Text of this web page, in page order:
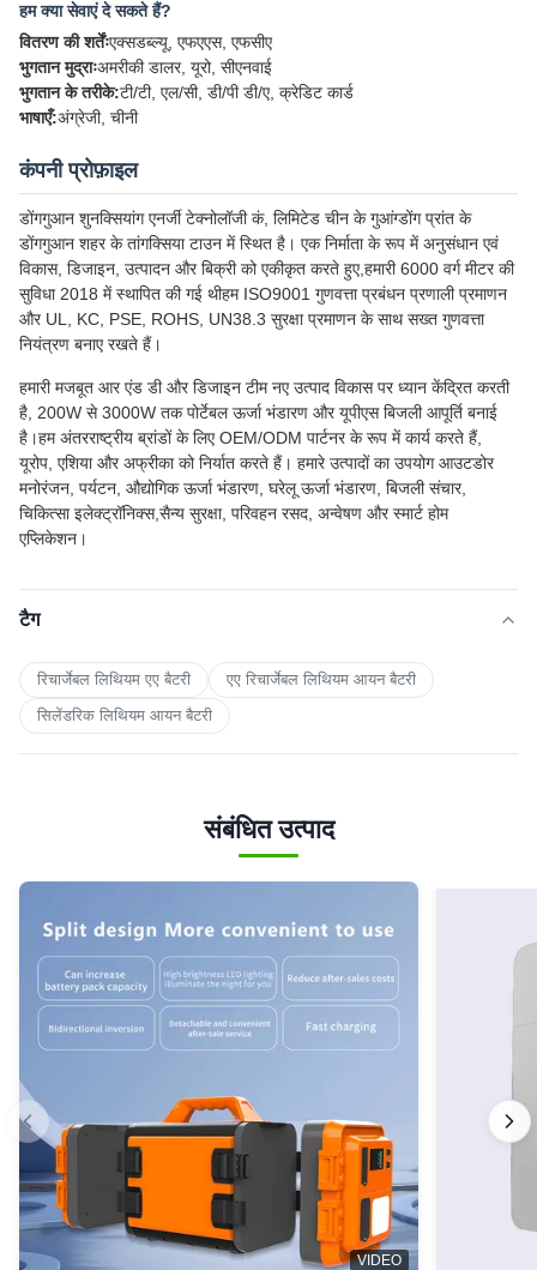
हम क्या सेवाएं दे सकते हैं?
वितरण की शर्तेंःएक्सडब्ल्यू, एफएएस, एफसीए
भुगतान मुद्राःअमरीकी डालर, यूरो, सीएनवाई
भुगतान के तरीके:टी/टी, एल/सी, डी/पी डी/ए, क्रेडिट कार्ड
भाषाएँ:अंग्रेजी, चीनी
कंपनी प्रोफ़ाइल
डोंगगुआन शुनक्सियांग एनर्जी टेक्नोलॉजी कं, लिमिटेड चीन के गुआंग्डोंग प्रांत के
डोंगगुआन शहर के तांगक्सिया टाउन में स्थित है। एक निर्माता के रूप में अनुसंधान एवं
विकास, डिजाइन, उत्पादन और बिक्री को एकीकृत करते हुए,हमारी 6000 वर्ग मीटर की
सुविधा 2018 में स्थापित की गई थीहम ISO9001 गुणवत्ता प्रबंधन प्रणाली प्रमाणन
और UL, KC, PSE, ROHS, UN38.3 सुरक्षा प्रमाणन के साथ सख्त गुणवत्ता
नियंत्रण बनाए रखते हैं।
हमारी मजबूत आर एंड डी और डिजाइन टीम नए उत्पाद विकास पर ध्यान केंद्रित करती
है, 200W से 3000W तक पोर्टेबल ऊर्जा भंडारण और यूपीएस बिजली आपूर्ति बनाई
है।हम अंतरराष्ट्रीय ब्रांडों के लिए OEM/ODM पार्टनर के रूप में कार्य करते हैं,
यूरोप, एशिया और अफ्रीका को निर्यात करते हैं। हमारे उत्पादों का उपयोग आउटडोर
मनोरंजन, पर्यटन, औद्योगिक ऊर्जा भंडारण, घरेलू ऊर्जा भंडारण, बिजली संचार,
चिकित्सा इलेक्ट्रॉनिक्स,सैन्य सुरक्षा, परिवहन रसद, अन्वेषण और स्मार्ट होम
एप्लिकेशन।
टैग
रिचार्जेबल लिथियम एए बैटरी
एए रिचार्जेबल लिथियम आयन बैटरी
सिलेंडरिक लिथियम आयन बैटरी
संबंधित उत्पाद
VIDEO